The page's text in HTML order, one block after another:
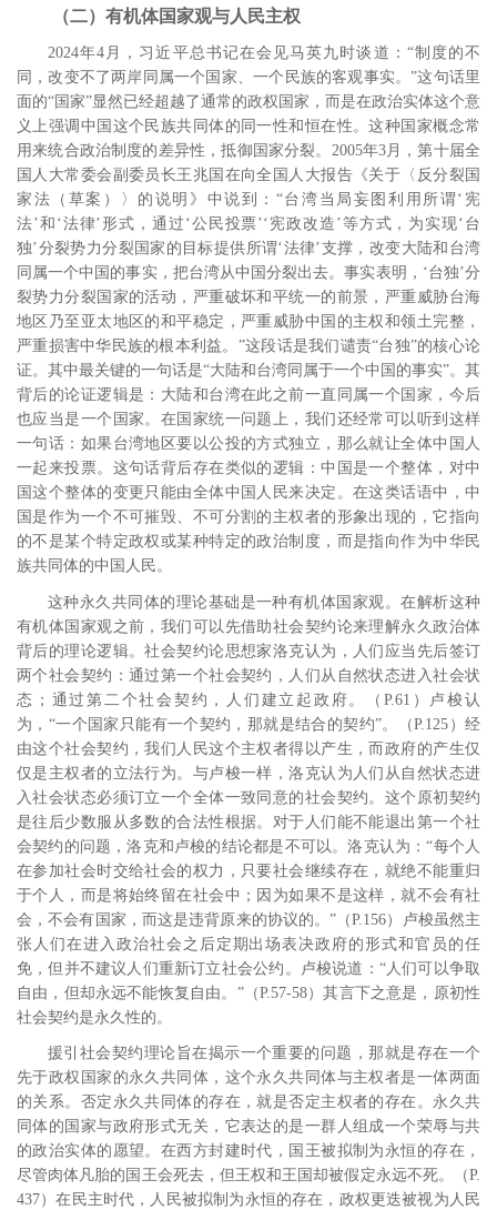
（二）有机体国家观与人民主权
2024年4 月，习近平总书记在会见马英九时谈道：“制度的不
同，改变不了两岸同属一个国家、一个民族的客观事实。”这句话里
面的“国家”显然已经超越了通常的政权国家，而是在政治实体这个意
义上强调中国这个民族共同体的同一性和恒在性。这种国家概念常
用来统合政治制度的差异性，抵御国家分裂。 2005年3月，第十届全
国人大常委会副委员长王兆国在向全国人大报告《关于〈反分裂国
家法（草案）〉的说明》中说到：“台湾当局妄图利用所谓‘宪
法’和‘法律’形式，通过‘公民投票’‘宪政改造’等方式，为实现‘台
独’分裂势力分裂国家的目标提供所谓‘法律’支撑，改变大陆和台湾
同属一个中国的事实，把台湾从中国分裂出去。事实表明，‘台独’分
裂势力分裂国家的活动，严重破坏和平统一的前景，严重威胁台海
地区乃至亚太地区的和平稳定，严重威胁中国的主权和领土完整，
严重损害中华民族的根本利益。”这段话是我们谴责“台独”的核心论
证。其中最关键的一句话是“大陆和台湾同属于一个中国的事实”。其
背后的论证逻辑是：大陆和台湾在此之前一直同属一个国家，今后
也应当是一个国家。在国家统一问题上，我们还经常可以听到这样
一句话：如果台湾地区要以公投的方式独立，那么就让全体中国人
一起来投票。这句话背后存在类似的逻辑：中国是一个整体，对中
国这个整体的变更只能由全体中国人民来决定。在这类话语中，中
国是作为一个不可摧毁、不可分割的主权者的形象出现的，它指向
的不是某个特定政权或某种特定的政治制度，而是指向作为中华民
族共同体的中国人民。
这种永久共同体的理论基础是一种有机体国家观。在解析这种
有机体国家观之前，我们可以先借助社会契约论来理解永久政治体
背后的理论逻辑。社会契约论思想家洛克认为，人们应当先后签订
两个社会契约：通过第一个社会契约，人们从自然状态进入社会状
态；通过第二个社会契约，人们建立起政府。
（ P.61 ）卢梭认
为，“一个国家只能有一个契约，那就是结合的契约”。
（P.125 ）经
由这个社会契约，我们人民这个主权者得以产生，而政府的产生仅
仅是主权者的立法行为。与卢梭一样，洛克认为人们从自然状态进
入社会状态必须订立一个全体一致同意的社会契约。这个原初契约
是往后少数服从多数的合法性根据。对于人们能不能退出第一个社
会契约的问题，洛克和卢梭的结论都是不可以。洛克认为：“每个人
在参加社会时交给社会的权力，只要社会继续存在，就绝不能重归
于个人，而是将始终留在社会中；因为如果不是这样，就不会有社
会，不会有国家，而这是违背原来的协议的。” （P.156）卢梭虽然主
张人们在进入政治社会之后定期出场表决政府的形式和官员的任
免，但并不建议人们重新订立社会公约。卢梭说道：“人们可以争取
自由，但却永远不能恢复自由。”（P.57-58）其言下之意是，原初性
社会契约是永久性的。
援引社会契约理论旨在揭示一个重要的问题，那就是存在一个
先于政权国家的永久共同体，这个永久共同体与主权者是一体两面
的关系。否定永久共同体的存在，就是否定主权者的存在。永久共
同体的国家与政府形式无关，它表达的是一群人组成一个荣辱与共
的政治实体的愿望。在西方封建时代，国王被拟制为永恒的存在，
尽管肉体凡胎的国王会死去，但王权和王国却被假定永远不死。
（P.
437）在民主时代，人民被拟制为永恒的存在，政权更迭被视为人民